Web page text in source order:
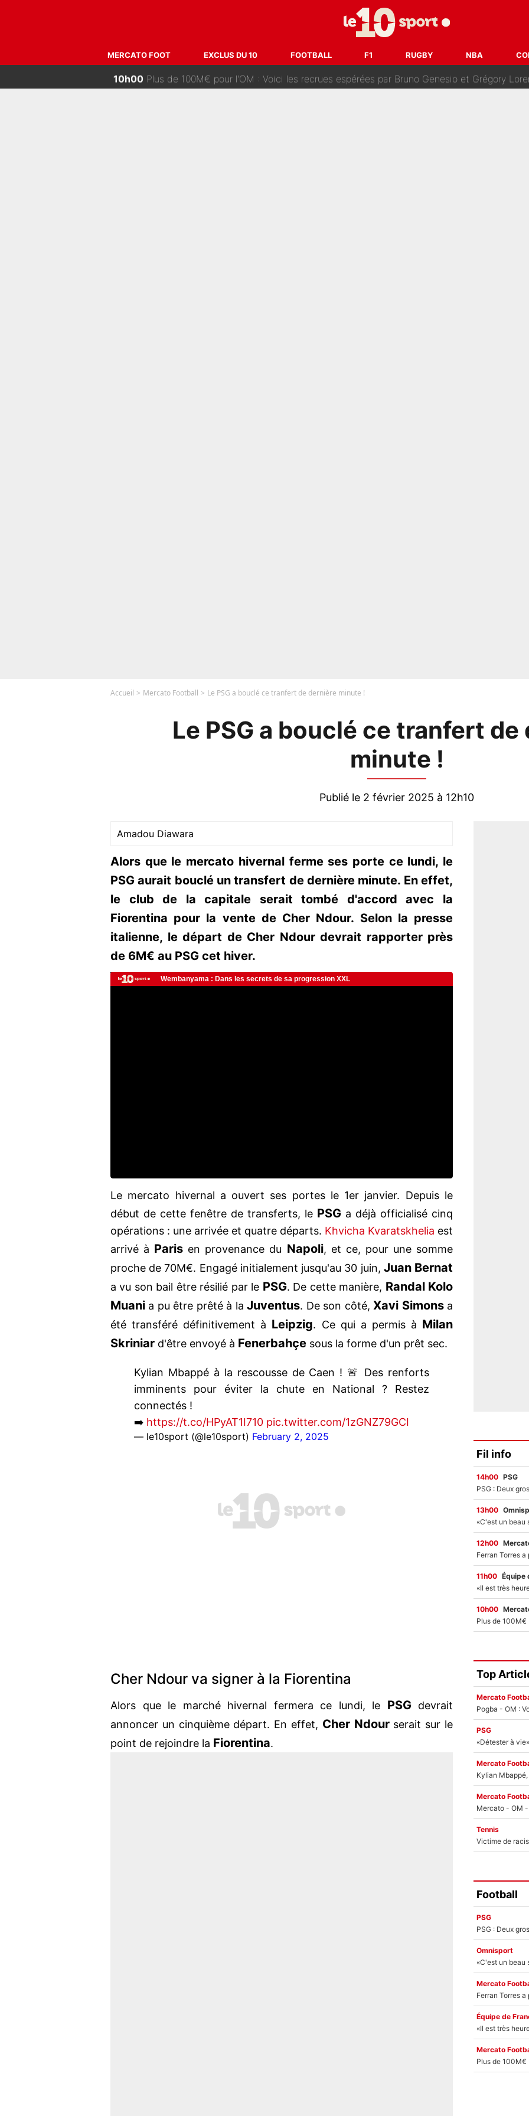
MERCATO FOOT EXCLUS DU 10 FOOTBALL F1 RUGBY NBA
PSG : Deux gros transferts bouclés en 2027 ? L'IA prédit déjà les deux joueurs qui
«C'est un beau salaire par rapport à 90 % des Français» : Voilà combien touchait Nelson Monfort sur
12h00Ferran Torres a pris sa décision concernant le PSG : Un gros club étranger prêt à relancer le feuilleton pour
11h00«Il est très heureux et impatient» : Les révélations de la famille Zidane sur sa prise de
Accueil Mercato Football Le PSG a bouclé ce tranfert de dernière minute !
Le PSG a bouclé ce tranfert de
minute !
Publié le 2 février 2025 à 12h10
Amadou Diawara
Alors que le mercato hivernal ferme ses porte ce lundi, le
PSG aurait bouclé un transfert de dernière minute. En effet,
le club de la capitale serait tombé d'accord avec la
Fiorentina pour la vente de Cher Ndour. Selon la presse
italienne, le départ de Cher Ndour devrait rapporter près
de 6M€ au PSG cet hiver.
Le mercato hivernal a ouvert ses portes le 1er janvier. Depuis le
début de cette fenêtre de transferts, le PSG a déjà officialisé cinq
opérations : une arrivée et quatre départs. Khvicha Kvaratskhelia est
arrivé à Paris en provenance du Napoli, et ce, pour une somme
proche de 70M€. Engagé initialement jusqu'au 30 juin, Juan Bernat
a vu son bail être résilié par le PSG. De cette manière, Randal Kolo
Muani a pu être prêté à laJuventus. De son côté,Xavi Simonsa
été transféré définitivement à Leipzig. Ce qui a permis à Milan
Skriniar d'être envoyé à Fenerbahçe sous la forme d'un prêt sec.
Kylian Mbappé à la rescousse de Caen ! 🚨 Des renforts
imminents pour éviter la chute en National ? Restez
connectés !
➡️ https://t.co/HPyAT1I710 pic.twitter.com/1zGNZ79GCI
— le10sport (@le10sport) February 2, 2025
Cher Ndour va signer à la Fiorentina
Alors que le marché hivernal fermera ce lundi, le PSGdevrait
annoncer un cinquième départ. En effet, Cher Ndourserait sur le
point de rejoindre la Fiorentina.
Fil info
14h00 PSG
13h00
12h00
11h00 Équipe
10h00
Top
Mercato
Pogba - OM :
PSG
Mercato
Kylian
Mercato
Tennis
Football
PSG
Omnisport
Mercato
Équipe de
Mercato